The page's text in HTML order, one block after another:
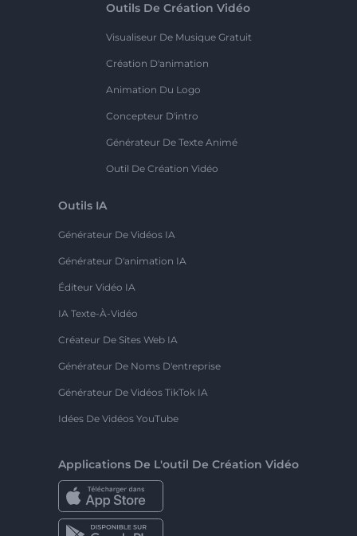
Outils De Création Vidéo
Visualiseur De Musique Gratuit
Création D'animation
Animation Du Logo
Concepteur D'intro
Générateur De Texte Animé
Outil De Création Vidéo
Outils IA
Générateur De Vidéos IA
Générateur D'animation IA
Éditeur Vidéo IA
IA Texte-À-Vidéo
Créateur De Sites Web IA
Générateur De Noms D'entreprise
Générateur De Vidéos TikTok IA
Idées De Vidéos YouTube
Applications De L'outil De Création Vidéo